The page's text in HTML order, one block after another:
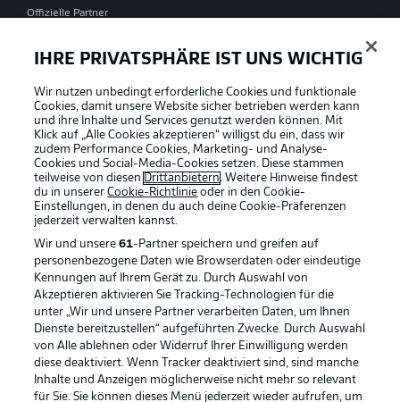
Offizielle Partner
Rechtliche Hinweise Voreinstellungen verwalten
Datenschutz Nutzungsbedingungen
Kontakt Jobs
IHRE PRIVATSPHÄRE IST UNS WICHTIG
Wir nutzen unbedingt erforderliche Cookies und funktionale
Cookies, damit unsere Website sicher betrieben werden kann
und ihre Inhalte und Services genutzt werden können. Mit
Klick auf „Alle Cookies akzeptieren“ willigst du ein, dass wir
zudem Performance Cookies, Marketing- und Analyse-
Cookies und Social-Media-Cookies setzen. Diese stammen
teilweise von diesen Drittanbietern. Weitere Hinweise findest
du in unsererCookie-Richtlinie oder in den Cookie-
Einstellungen, in denen du auch deine Cookie-Präferenzen
jederzeit verwalten kannst.
Wir und unsere61-Partner speichern und greifen auf
personenbezogene Daten wie Browserdaten oder eindeutige
Kennungen auf Ihrem Gerät zu. Durch Auswahl von
Akzeptieren aktivieren Sie Tracking-Technologien für die
unter „Wir und unsere Partner verarbeiten Daten, um Ihnen
Dienste bereitzustellen“ aufgeführten Zwecke. Durch Auswahl
von Alle ablehnen oder Widerruf Ihrer Einwilligung werden
diese deaktiviert. Wenn Tracker deaktiviert sind, sind manche
Inhalte und Anzeigen möglicherweise nicht mehr so relevant
für Sie. Sie können dieses Menü jederzeit wieder aufrufen, um